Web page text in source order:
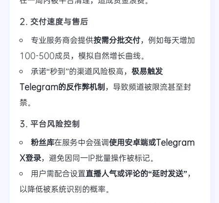
2. 交付速度与售后
专业服务商会提供按需分批交付，例如每天增加
100-500成员，模拟自然增长曲线。
承诺“秒到”的渠道风险极高， 极易触发
Telegram的反作弊机制，导致频道被限流甚至封
禁。
3. 平台风险控制
粉丝库在服务中会强调使用安卓端或Telegram
X登录，避免因同一IP批量操作被标记。
用户需配合设置直播人气或评论的“延时发送”，
以降低被系统识别的概率。